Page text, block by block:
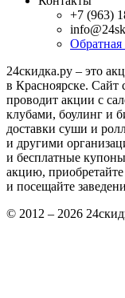
Информация
Как это
Вопросы
Для